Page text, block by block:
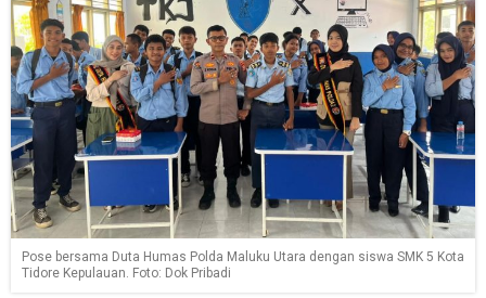
Pose bersama Duta Humas Polda Maluku Utara dengan siswa SMK 5 Kota
Tidore Kepulauan. Foto: Dok Pribadi